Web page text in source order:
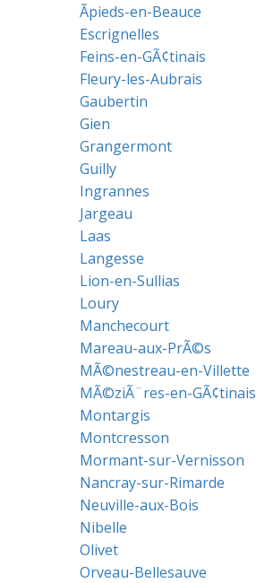
Ãpieds-en-Beauce
Escrignelles
Feins-en-GÃ¢tinais
Fleury-les-Aubrais
Gaubertin
Gien
Grangermont
Guilly
Ingrannes
Jargeau
Laas
Langesse
Lion-en-Sullias
Loury
Manchecourt
Mareau-aux-PrÃ©s
MÃ©nestreau-en-Villette
MÃ©ziÃ¨res-en-GÃ¢tinais
Montargis
Montcresson
Mormant-sur-Vernisson
Nancray-sur-Rimarde
Neuville-aux-Bois
Nibelle
Olivet
Orveau-Bellesauve